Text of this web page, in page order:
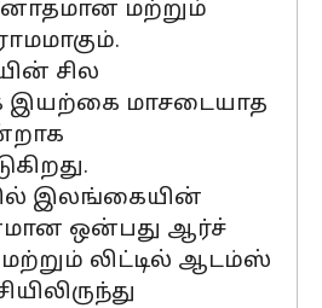
மற்றும்
சில
இயற்கை மாசடையாத
இலங்கையின்
ஒன்பது ஆர்ச்
லிட்டில் ஆடம்ஸ்